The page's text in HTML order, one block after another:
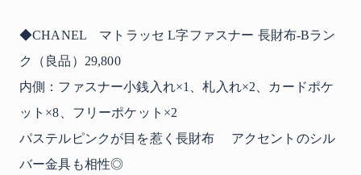
◆CHANEL マトラッセ L字ファスナー 長財布-Bラン
ク（良品）29,800
内側：ファスナー小銭入れ×1、札入れ×2、カードポケ
ット×8、フリーポケット×2
パステルピンクが目を惹く長財布 アクセントのシル
バー金具も相性◎